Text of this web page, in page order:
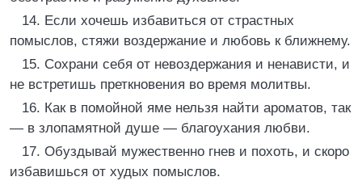
14. Если хочешь избавиться от страстных
помыслов, стяжи воздержание и любовь к ближнему.
15. Сохрани себя от невоздержания и ненависти, и
не встретишь преткновения во время молитвы.
16. Как в помойной яме нельзя найти ароматов, так
— в злопамятной душе — благоухания любви.
17. Обуздывай мужественно гнев и похоть, и скоро
избавишься от худых помыслов.